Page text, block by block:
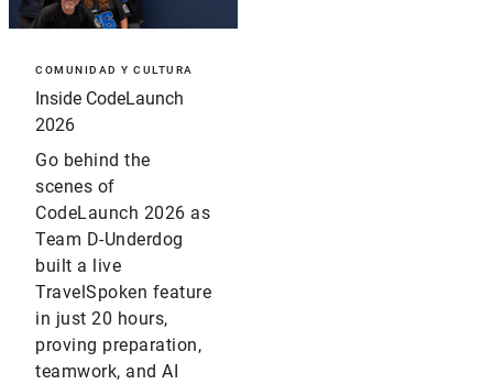
COMUNIDAD Y CULTURA
Inside CodeLaunch
2026
Go behind the
scenes of
CodeLaunch 2026 as
Team D-Underdog
built a live
TravelSpoken feature
in just 20 hours,
proving preparation,
teamwork, and AI